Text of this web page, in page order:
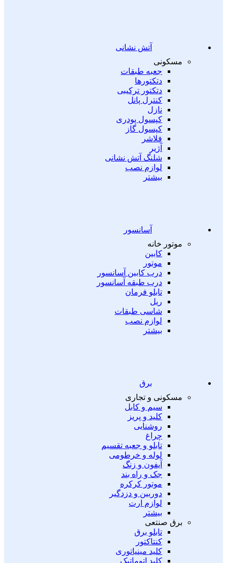
آتش نشانی
مسکونی
جعبه طبقات
دتکتورها
دتکتور ترکیبی
کنترل پانل
نازل
کپسول پودری
کپسول گاز
فلاشر
آژیر
شلنگ آتش نشانی
لوازم نصب
بیشتر
آسانسور
موتور خانه
کابین
موتور
درب کابین آسانسور
درب طبقه آسانسور
تابلو فرمان
ریل
شاسی طبقات
لوازم نصب
بیشتر
برق
مسکونی و تجاری
سیم و کابل
کلید و پریز
روشنایی
چراغ
تابلو و جعبه تقسیم
لوله و خرطومی
آیفون و زنگ
جک و راه بند
موتور کرکره
دوربین و دزدگیر
لوازم ارت
بیشتر
برق صنتعی
تابلو برق
کنتاکتور
کلید مینیاتوری
کلید اتوماتیک